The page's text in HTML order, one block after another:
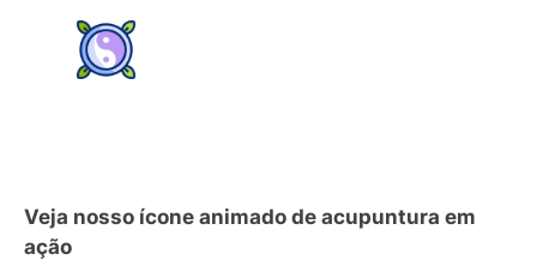
Veja nosso ícone animado de acupuntura em
ação